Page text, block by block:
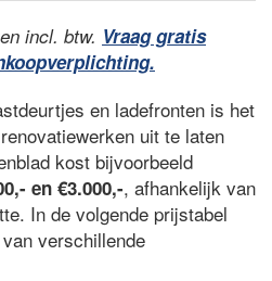
incl. btw. Vraag gratis
en ladefronten is het
uit te laten
kost bijvoorbeeld
en €3.000,-, afhankelijk van
In de volgende prijstabel
verschillende